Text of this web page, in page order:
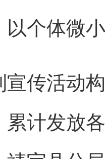
以个体微
活动构
计发放